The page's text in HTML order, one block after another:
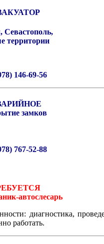
территории
146-69-56
замков
767-52-88
автослесарь
диагностика,
работать.